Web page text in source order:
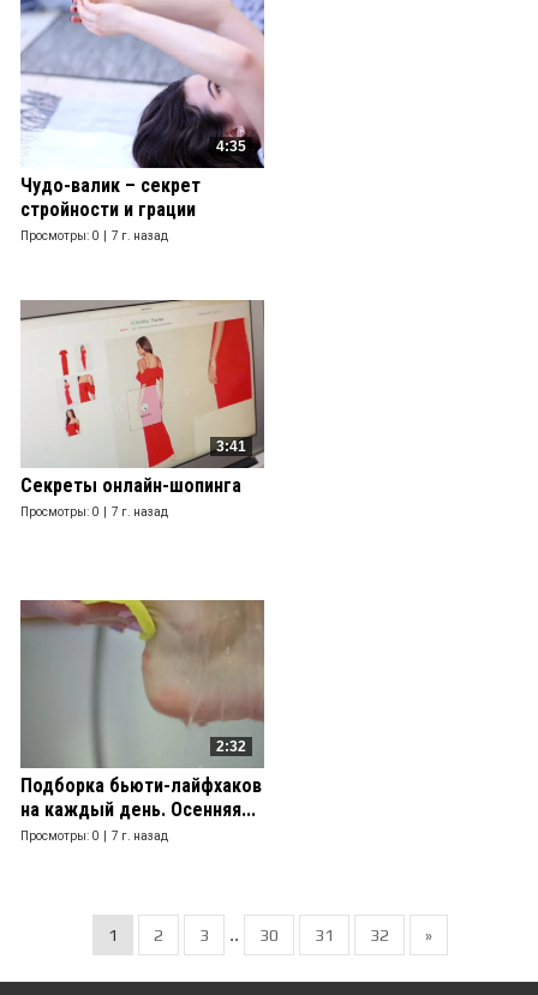
4:35
Чудо-валик – секрет
стройности и грации
Просмотры: 0 | 7 г. назад
3:41
Секреты онлайн-шопинга
Просмотры: 0 | 7 г. назад
2:32
Подборка бьюти-лайфхаков
на каждый день. Осенняя...
Просмотры: 0 | 7 г. назад
1 2 3 .. 30 31 32 »